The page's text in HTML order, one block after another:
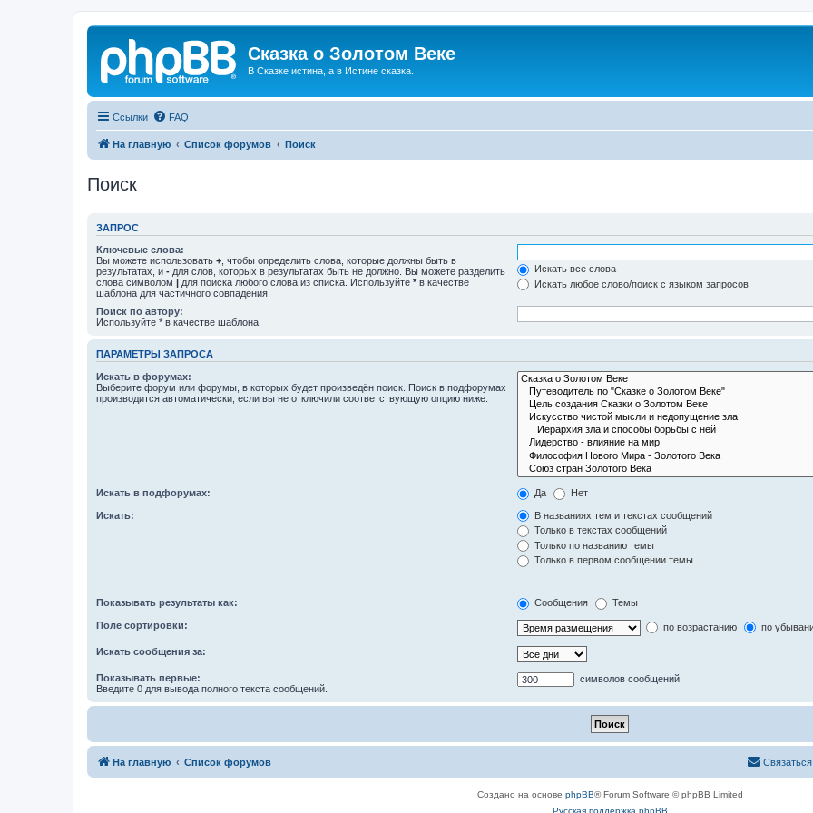
Сказка о Золотом Веке
В Сказке истина, а в Истине сказка.
Ссылки FAQ
На главную Список форумов Поиск
Поиск
ЗАПРОС
Ключевые слова:
Вы можете использовать + , чтобы определить слова, которые должны быть в
результатах, и - для слов, которых в результатах быть не должно. Вы можете разделить
слова символом | для поиска любого слова из списка. Используйте * в качестве
шаблона для частичного совпадения.
Искать все слова
Искать любое слово/поиск с языком запросов
Поиск по автору:
Используйте * в качестве шаблона.
ПАРАМЕТРЫ ЗАПРОСА
Искать в форумах:
Выберите форум или форумы, в которых будет произведён поиск. Поиск в подфорумах
производится автоматически, если вы не отключили соответствующую опцию ниже.
Искать в подфорумах: Да Нет
Искать:
В названиях тем и текстах сообщений
Только в текстах сообщений
Только по названию темы
Только в первом сообщении темы
Показывать результаты как: Сообщения Темы
Поле сортировки: по возрастанию по
Искать сообщения за:
Показывать первые:
Введите 0 для вывода полного текста сообщений.
символов сообщений
На главную Список форумов
Создано на основе phpBB® Forum Software © phpBB Limited
Русская поддержка phpBB